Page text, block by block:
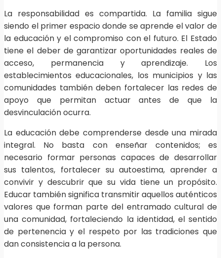
La responsabilidad es compartida. La familia sigue
siendo el primer espacio donde se aprende el valor de
la educación y el compromiso con el futuro. El Estado
tiene el deber de garantizar oportunidades reales de
acceso, permanencia y aprendizaje. Los
establecimientos educacionales, los municipios y las
comunidades también deben fortalecer las redes de
apoyo que permitan actuar antes de que la
desvinculación ocurra.
La educación debe comprenderse desde una mirada
integral. No basta con enseñar contenidos; es
necesario formar personas capaces de desarrollar
sus talentos, fortalecer su autoestima, aprender a
convivir y descubrir que su vida tiene un propósito.
Educar también significa transmitir aquellos auténticos
valores que forman parte del entramado cultural de
una comunidad, fortaleciendo la identidad, el sentido
de pertenencia y el respeto por las tradiciones que
dan consistencia a la persona.